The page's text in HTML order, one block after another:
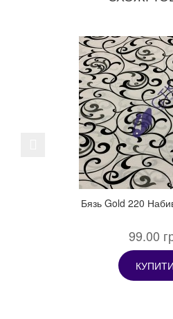
Бязь Gold 220
99.00
КУПИТИ
Previous